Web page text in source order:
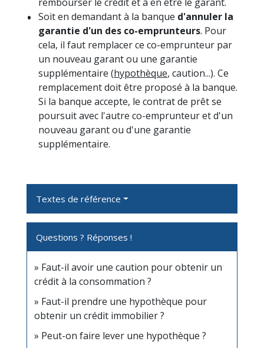
Soit en demandant à la banque d'annuler la
garantie d'un des co-emprunteurs. Pour
cela, il faut remplacer ce co-emprunteur par
un nouveau garant ou une garantie
supplémentaire (hypothèque, caution...). Ce
remplacement doit être proposé à la banque.
Si la banque accepte, le contrat de prêt se
poursuit avec l'autre co-emprunteur et d'un
nouveau garant ou d'une garantie
supplémentaire.
Textes de référence
Questions ? Réponses !
Faut-il avoir une caution pour obtenir un
crédit à la consommation ?
Faut-il prendre une hypothèque pour
obtenir un crédit immobilier ?
Peut-on faire lever une hypothèque ?